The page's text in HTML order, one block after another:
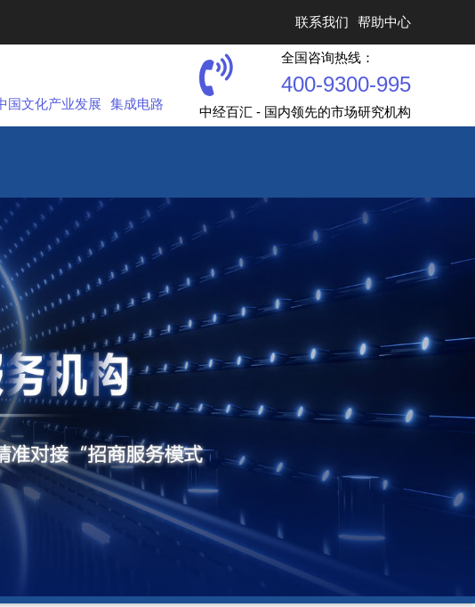
联系我们 帮助中心
国文化产业发展 集成电路
全国咨询热线：
400-9300-995
中经百汇 - 国内领先的市场研究机构